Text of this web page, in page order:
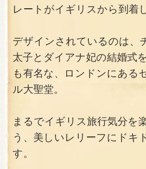
レートがイギリスから到着
デザインされているのは、
太子とダイアナ妃の結婚式
も有名な、ロンドンにある
ル大聖堂。
まるでイギリス旅行気分を
う、美しいレリーフにドキ
す。